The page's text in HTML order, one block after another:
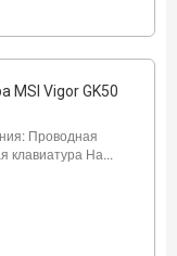
MSI Vigor GK50
Проводная
клавиатура На...